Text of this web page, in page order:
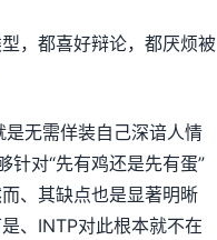
，都喜好辩论，都厌烦被
无需佯装自己深谙人情
针对“先有鸡还是先有蛋”
、其缺点也是显著明晰
、INTP对此根本就不在